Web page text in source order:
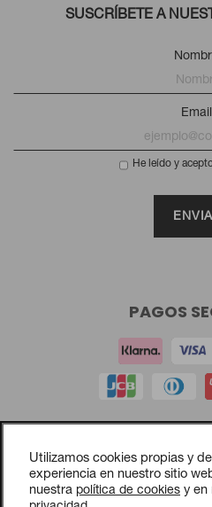
SUSCRÍBETE A
He leído y
PAGOS
Aviso
Política de
Política de
Utilizamos cookies propias y
experiencia en nuestro sitio
nuestra política de cookies y en